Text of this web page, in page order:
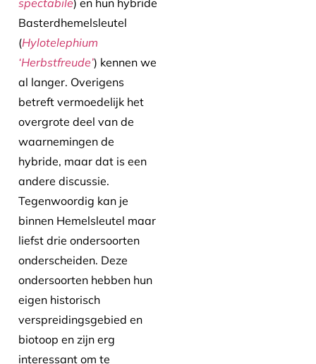
Basterdhemelsleutel
(Hylotelephium
‘Herbstfreude’) kennen we
al langer. Overigens
betreft vermoedelijk het
overgrote deel van de
waarnemingen de
hybride, maar dat is een
andere discussie.
Tegenwoordig kan je
binnen Hemelsleutel maar
liefst drie ondersoorten
onderscheiden. Deze
ondersoorten hebben hun
eigen historisch
verspreidingsgebied en
biotoop en zijn erg
interessant om te